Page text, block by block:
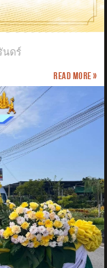
ดร์
Read more »